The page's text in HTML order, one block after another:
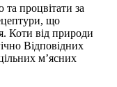
процвітати за
що
Коти від природи
Відповідних
м’ясних